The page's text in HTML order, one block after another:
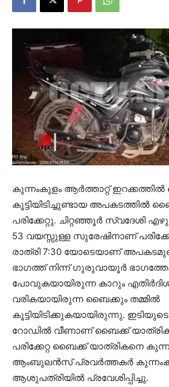
കുന്നംകുളം ആര്‍ത്താറ്റ്
കൂട്ടിയിടിച്ചുണ്ടായ അപകടത്തില്‍
പരിക്കേറ്റു. ചിറ്റഞ്ഞൂര്‍ സ്വദേശി
53 വയസ്സുള്ള സുരേഷിനാണ്
രാത്രി 7:30 യോടെയാണ്
ഭാഗത്ത് നിന്ന് ഗുരുവായൂര്‍
പോവുകയായിരുന്ന കാറും
വരികയായിരുന്ന ബൈക്കും തമ്മില്‍
കൂട്ടിയിടിക്കുകയായിരുന്നു.
റോഡില്‍ വീണാണ് ബൈക്ക് യാത്രികന്
പരിക്കേറ്റ ബൈക്ക് യാത്രികനെ
ആംബുലന്‍സ് പ്രവര്‍ത്തകര്‍
ആശുപത്രിയില്‍ പ്രവേശിപ്പിച്ചു.